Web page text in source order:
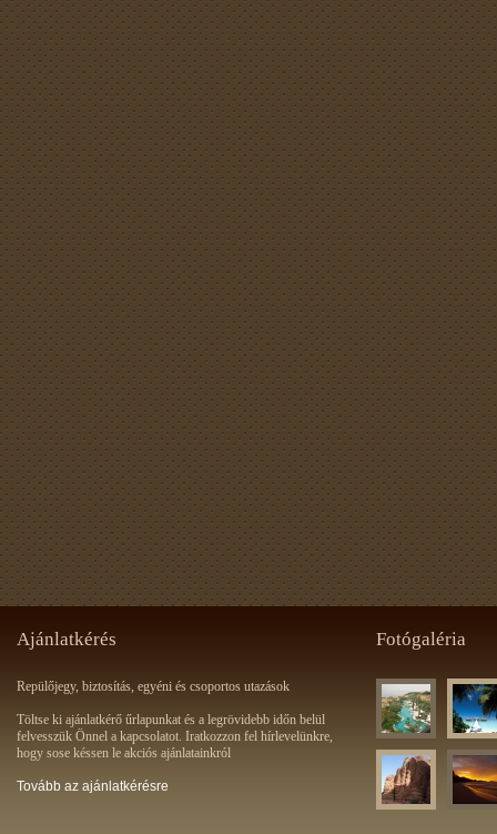
Ajánlatkérés Fotógaléria
Repülőjegy, biztosítás, egyéni és csoportos utazások
Töltse ki ajánlatkérő űrlapunkat és a legrövidebb időn belül
felvesszük Önnel a kapcsolatot. Iratkozzon fel hírlevelünkre,
hogy sose késsen le akciós ajánlatainkról
Tovább az ajánlatkérésre